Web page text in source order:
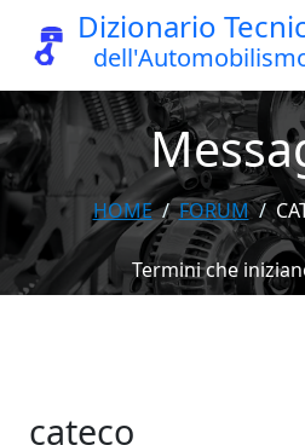
Dizionario
HOME FORUM
Termini che
cateco